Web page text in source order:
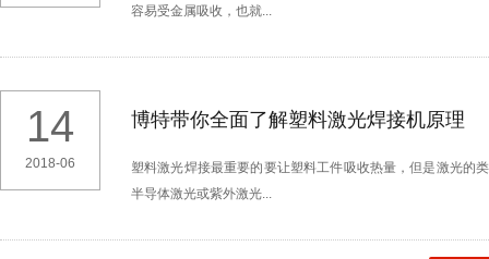
容易受金属吸收，也就...
14
2018-06
博特带你全面了解塑料激光焊接机原理
塑料激光焊接最重要的要让塑料工件吸收热量，但是激光的
半导体激光或紫外激光...